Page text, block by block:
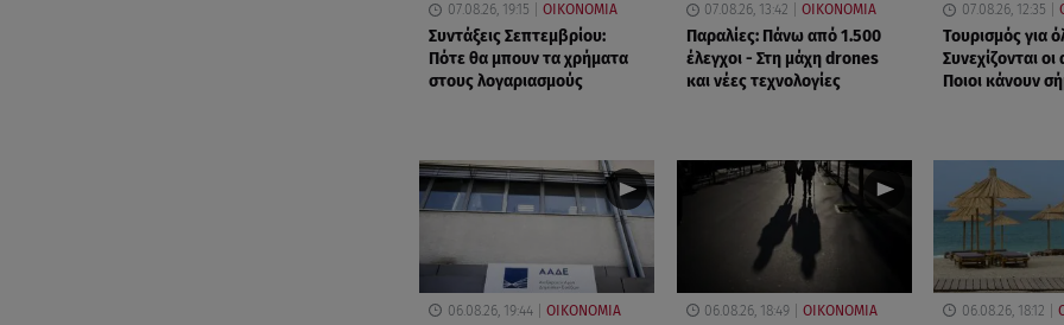
07.08.26, 19:15 ΟΙΚΟΝΟΜΙΑ
Συντάξεις Σεπτεμβρίου:
Πότε θα μπουν τα χρήματα
στους λογαριασμούς
07.08.26, 13:42 ΟΙΚΟΝΟΜΙΑ
Παραλίες: Πάνω από 1.500
έλεγχοι - Στη μάχη drones
και νέες τεχνολογίες
07.08.26, 12:35
Τουρισμός για
Συνεχίζονται οι
Ποιοι κάνουν
06.08.26, 19:44 ΟΙΚΟΝΟΜΙΑ 06.08.26, 18:49 ΟΙΚΟΝΟΜΙΑ 06.08.26, 18:12